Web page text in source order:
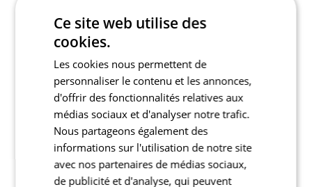
Ce site web utilise des
cookies.
Les cookies nous permettent de
personnaliser le contenu et les annonces,
d'offrir des fonctionnalités relatives aux
médias sociaux et d'analyser notre trafic.
Nous partageons également des
informations sur l'utilisation de notre site
avec nos partenaires de médias sociaux,
de publicité et d'analyse, qui peuvent